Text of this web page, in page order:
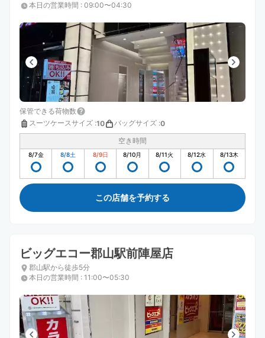
本日の営業時間 : 09:00〜04:30
保管できる荷物数
スーツケースサイズ :10 バッグサイズ :0
空き時間
8/7金 8/8土 8/9日 8/10月 8/11火 8/12水 8/13木
この店舗を予約する
ビッグエコー郡山駅前陣屋店
郡山駅から徒歩5分
本日の営業時間 : 11:00〜05:30